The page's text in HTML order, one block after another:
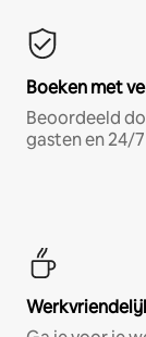
Boeken met
Beoordeeld
gasten en 24/